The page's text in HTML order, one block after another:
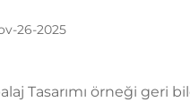
26-2025
Tasarımı örneği geri